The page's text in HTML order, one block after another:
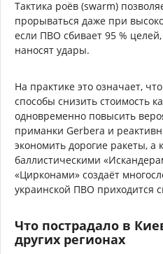
Тактика роёв (swarm)
прорываться даже при
если ПВО сбивает 95 %
наносят удары.
На практике это означает,
способы снизить стоимость
одновременно повысить
приманки Gerbera и
экономить дорогие ракеты, а
баллистическими
«Цирконами» создаёт
украинской ПВО приходится
Что пострадало в
других регионах